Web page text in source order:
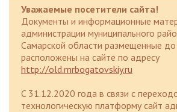
Уважаемые посетители сайта!
Документы и информационные
администрации муниципального
Самарской области размещенные
расположены на сайте по адресу
http://old.mrbogatovskiy.ru
C 31.12.2020 года в связи с
технологическую платформу сайт